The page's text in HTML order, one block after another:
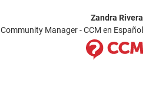
Zandra Rivera
Community Manager - CCM en Español